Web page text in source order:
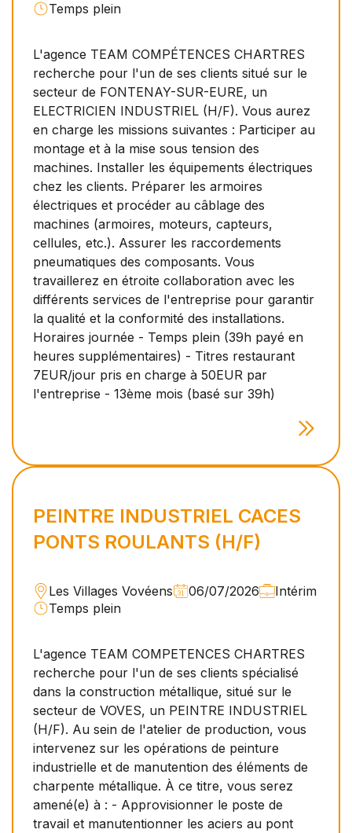
Temps plein
L'agence TEAM COMPÉTENCES CHARTRES
recherche pour l'un de ses clients situé sur le
secteur de FONTENAY-SUR-EURE, un
ELECTRICIEN INDUSTRIEL (H/F). Vous aurez
en charge les missions suivantes : Participer au
montage et à la mise sous tension des
machines. Installer les équipements électriques
chez les clients. Préparer les armoires
électriques et procéder au câblage des
machines (armoires, moteurs, capteurs,
cellules, etc.). Assurer les raccordements
pneumatiques des composants. Vous
travaillerez en étroite collaboration avec les
différents services de l'entreprise pour garantir
la qualité et la conformité des installations.
Horaires journée - Temps plein (39h payé en
heures supplémentaires) - Titres restaurant
7EUR/jour pris en charge à 50EUR par
l'entreprise - 13ème mois (basé sur 39h)
PEINTRE INDUSTRIEL CACES
PONTS ROULANTS (H/F)
Les Villages Vovéens 06/07/2026
Intérim
Temps plein
L'agence TEAM COMPETENCES CHARTRES
recherche pour l'un de ses clients spécialisé
dans la construction métallique, situé sur le
secteur de VOVES, un PEINTRE INDUSTRIEL
(H/F). Au sein de l'atelier de production, vous
intervenez sur les opérations de peinture
industrielle et de manutention des éléments de
charpente métallique. À ce titre, vous serez
amené(e) à : - Approvisionner le poste de
travail et manutentionner les aciers au pont